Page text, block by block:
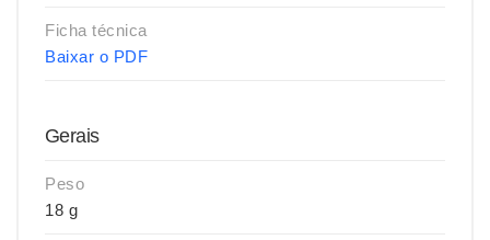
Ficha técnica
Baixar o PDF
Gerais
Peso
18 g